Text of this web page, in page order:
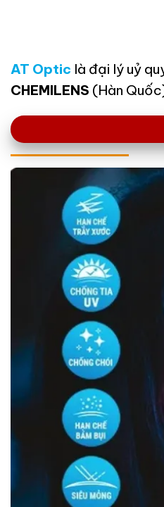
AT Optic là đại lý uỷ
CHEMILENS (Hàn